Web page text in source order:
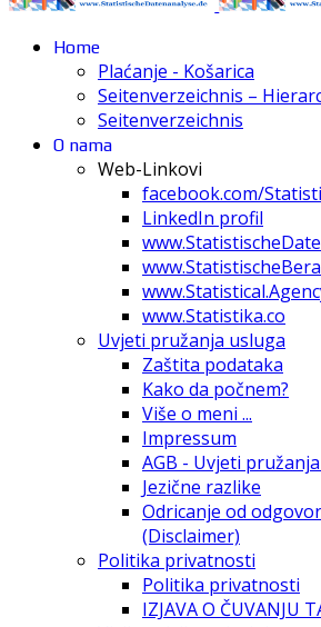
Home
Plaćanje - Košarica
Seitenverzeichnis –
Seitenverzeichnis
O nama
Web-Linkovi
facebook.com/
LinkedIn profil
www.Statistika.co
Uvjeti pružanja usluga
Zaštita podataka
Kako da počnem?
Više o meni ...
Impressum
AGB - Uvjeti
Jezične razlike
Odricanje od
(Disclaimer)
Politika privatnosti
Politika privatnosti
IZJAVA O ČUVANJU